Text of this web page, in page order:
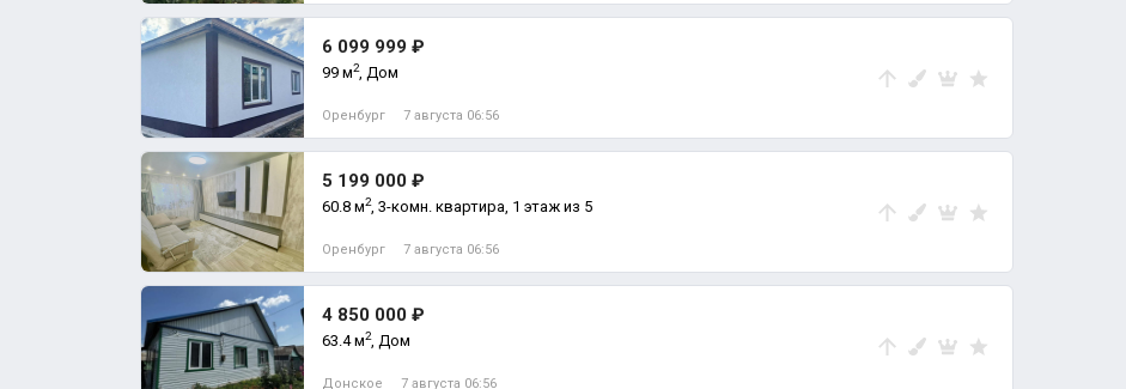
6 099 999 ₽
99 м2, Дом
Оренбург 7 августа 06:56
5 199 000 ₽
60.8 м2, 3-комн. квартира, 1 этаж из 5
Оренбург 7 августа 06:56
4 850 000 ₽
63.4 м2, Дом
Донское 7 августа 06:56